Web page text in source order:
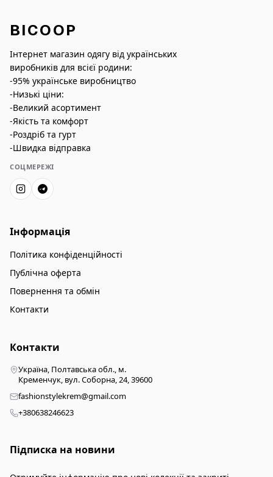
BICOOP
Інтернет магазин одягу від українських
виробників для всієї родини:
-95% українське виробництво
-Низькі ціни:
-Великий асортимент
-Якість та комфорт
-Роздріб та гурт
-Швидка відправка
СОЦМЕРЕЖІ
Інформація
Політика конфіденційності
Публічна оферта
Повернення та обмін
Контакти
Контакти
Україна, Полтавська обл., м.
Кременчук, вул. Соборна, 24, 39600
fashionstylekrem@gmail.com
+380638246623
Підписка на новини